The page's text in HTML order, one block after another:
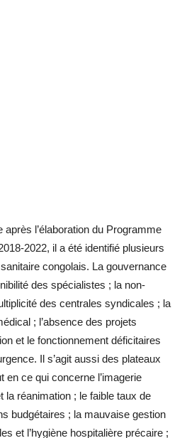
après l’élaboration du Programme
2022, il a été identifié plusieurs
congolais. La gouvernance
des spécialistes ; la non-
des centrales syndicales ; la
; l’absence des projets
et le fonctionnement déficitaires
Il s’agit aussi des plateaux
ce qui concerne l’imagerie
la réanimation ; le faible taux de
budgétaires ; la mauvaise gestion
et l’hygiène hospitalière précaire ;